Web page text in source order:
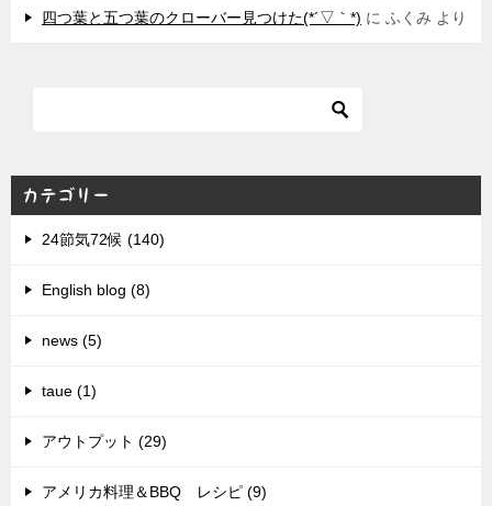
四つ葉と五つ葉のクローバー見つけた(*´▽｀*) に ふくみ より
カテゴリー
24節気72候 (140)
English blog (8)
news (5)
taue (1)
アウトプット (29)
アメリカ料理＆BBQ レシピ (9)